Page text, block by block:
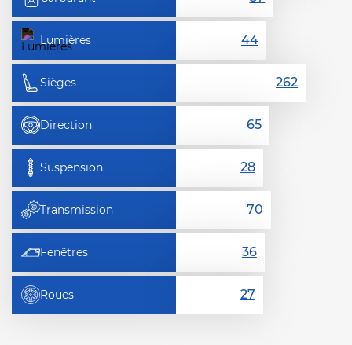
Lumières
Sièges
Direction
Suspension
Transmission
Fenêtres
Roues